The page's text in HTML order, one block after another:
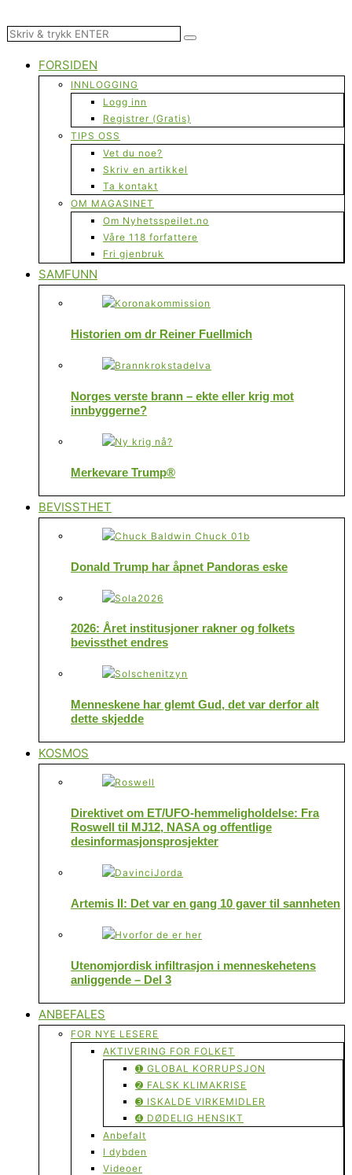
FORSIDEN
INNLOGGING
Logg inn
Registrer (Gratis)
TIPS OSS
Vet du noe?
Skriv en artikkel
Ta kontakt
OM MAGASINET
Om Nyhetsspeilet.no
Våre 118 forfattere
Fri gjenbruk
SAMFUNN
Historien om dr Reiner Fuellmich
Norges verste brann – ekte eller krig mot
innbyggerne?
Merkevare Trump®
BEVISSTHET
Donald Trump har åpnet Pandoras eske
2026: Året institusjoner rakner og folkets
bevissthet endres
Menneskene har glemt Gud, det var derfor alt
dette skjedde
KOSMOS
Direktivet om ET/UFO-hemmeligholdelse: Fra
Roswell til MJ12, NASA og offentlige
desinformasjonsprosjekter
Artemis II: Det var en gang 10 gaver til sannheten
Utenomjordisk infiltrasjon i menneskehetens
anliggende – Del 3
ANBEFALES
FOR NYE LESERE
AKTIVERING FOR FOLKET
➊ GLOBAL KORRUPSJON
➋ FALSK KLIMAKRISE
➌ ISKALDE VIRKEMIDLER
➍ DØDELIG HENSIKT
Anbefalt
I dybden
Videoer